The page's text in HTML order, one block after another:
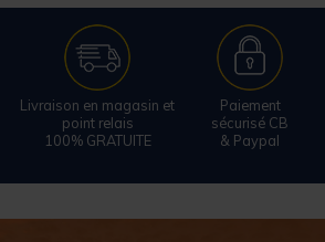
Livraison en magasin et
point relais
100% GRATUITE
Paiement
sécurisé CB
& Paypal